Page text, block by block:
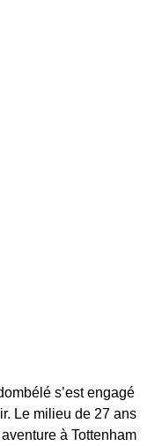
s’est engagé
Le milieu de 27 ans
à Tottenham